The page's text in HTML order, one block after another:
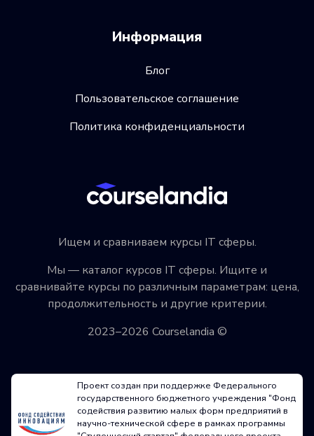
Ищем и сравниваем курсы IT сферы.
Мы — каталог курсов IT сферы. Ищите и
сравнивайте курсы по различным параметрам: цена,
продолжительность и другие критерии.
2023–2026 Courselandia ©
Информация
Блог
Пользовательское соглашение
Политика конфиденциальности
Проект создан при поддержке Федерального
государственного бюджетного учреждения "Фонд
содействия развитию малых форм предприятий в
научно-технической сфере в рамках программы